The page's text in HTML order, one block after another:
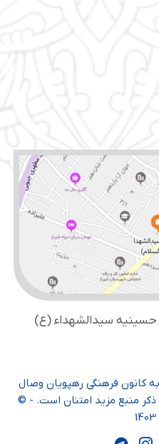
حسینیه سید‌الشهداء (ع)
کانون فرهنگی رهپویان وصال
ذکر منبع مزید امتنان است. - ©